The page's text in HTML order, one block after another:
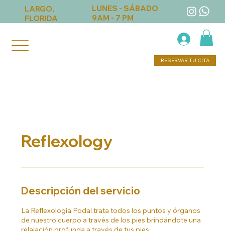
LARGO,
FLORIDA
LUNES - SÁBADO
9AM - 7 PM
RESERVAR TU CITA
Reflexology
Descripción del servicio
La Reflexología Podal trata todos los puntos y órganos
de nuestro cuerpo a través de los pies brindándote una